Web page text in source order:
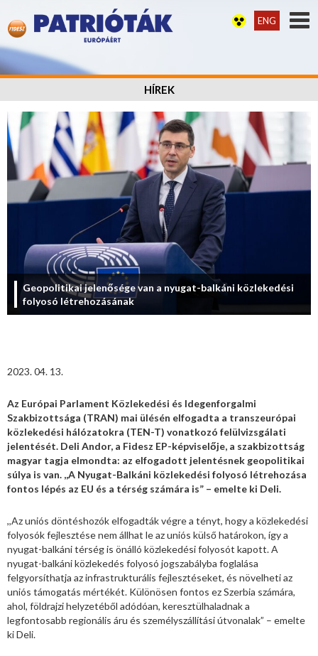
ENG
HÍREK
Geopolitikai jelenősége van a nyugat-balkáni közlekedési
folyosó létrehozásának
2023. 04. 13.
Az Európai Parlament Közlekedési és Idegenforgalmi
Szakbizottsága (TRAN) mai ülésén elfogadta a transzeurópai
közlekedési hálózatokra (TEN-T) vonatkozó felülvizsgálati
jelentését. Deli Andor, a Fidesz EP-képviselője, a szakbizottság
magyar tagja elmondta: az elfogadott jelentésnek geopolitikai
súlya is van. ,,A Nyugat-Balkáni közlekedési folyosó létrehozása
fontos lépés az EU és a térség számára is” – emelte ki Deli.
,,Az uniós döntéshozók elfogadták végre a tényt, hogy a közlekedési
folyosók fejlesztése nem állhat le az uniós külső határokon, így a
nyugat-balkáni térség is önálló közlekedési folyosót kapott. A
nyugat-balkáni közlekedés folyosó jogszabályba foglalása
felgyorsíthatja az infrastrukturális fejlesztéseket, és növelheti az
uniós támogatás mértékét. Különösen fontos ez Szerbia számára,
ahol, földrajzi helyzetéből adódóan, keresztülhaladnak a
legfontosabb regionális áru és személyszállítási útvonalak” – emelte
ki Deli.